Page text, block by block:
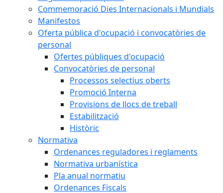
Commemoració Dies Internacionals i Mundials
Manifestos
Oferta pública d'ocupació i convocatòries de
personal
Ofertes públiques d'ocupació
Convocatòries de personal
Processos selectius oberts
Promoció Interna
Provisions de llocs de treball
Estabilització
Històric
Normativa
Ordenances reguladores i reglaments
Normativa urbanística
Pla anual normatiu
Ordenances Fiscals